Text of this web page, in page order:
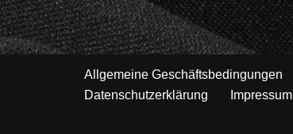
Allgemeine Geschäftsbedingungen
Datenschutzerklärung
Impressum